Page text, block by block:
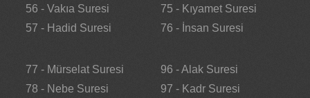
56 - Vakıa Suresi
57 - Hadid Suresi
75 - Kıyamet Suresi
76 - İnsan Suresi
77 - Mürselat Suresi
78 - Nebe Suresi
96 - Alak Suresi
97 - Kadr Suresi